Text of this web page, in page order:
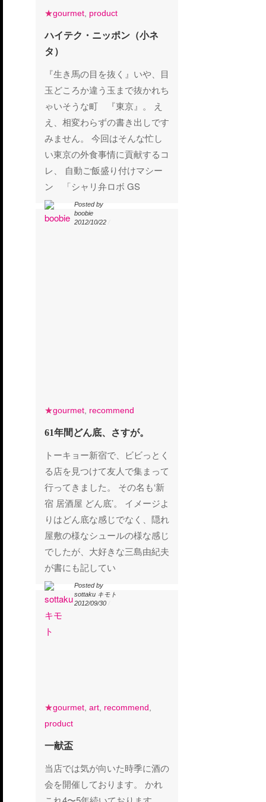
★gourmet product
ハイテク・ニッポン（小ネ
タ）
『生き馬の目を抜く』いや、目
玉どころか違う玉まで抜かれち
ゃいそうな町 『東京』。 え
え、相変わらずの書き出しです
みません。 今回はそんな忙し
い東京の外食事情に貢献するコ
レ、 自動ご飯盛り付けマシー
ン 「シャリ弁ロボ GS
Posted by
boobie
2012/10/22
タ）
boobie
2012/10/22
★gourmet recommend
61年間どん底、さすが。
トーキョー新宿で、ビビっとく
る店を見つけて友人で集まって
行ってきました。 その名も‘新
宿 居酒屋 どん底’。 イメージよ
りはどん底な感じでなく、隠れ
屋敷の様なシュールの様な感じ
でしたが、大好きな三島由紀夫
が書にも記してい
Posted by
sottaku キモト
2012/09/30
sottaku キモト
2012/09/30 /
★gourmet art recommend
product
一献盃
当店では気が向いた時季に酒の
会を開催しております。 かれ
product